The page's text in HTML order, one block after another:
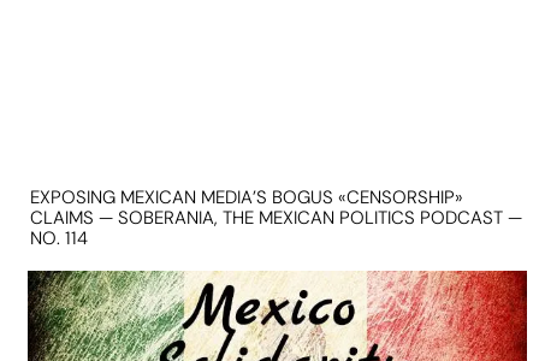
EXPOSING MEXICAN MEDIA’S BOGUS «CENSORSHIP»
CLAIMS — SOBERANIA, THE MEXICAN POLITICS PODCAST —
NO. 114